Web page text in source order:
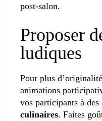
post-salon.
Proposer
ludiques
Pour plus
animations
vos participants à des
culinaires. Faites